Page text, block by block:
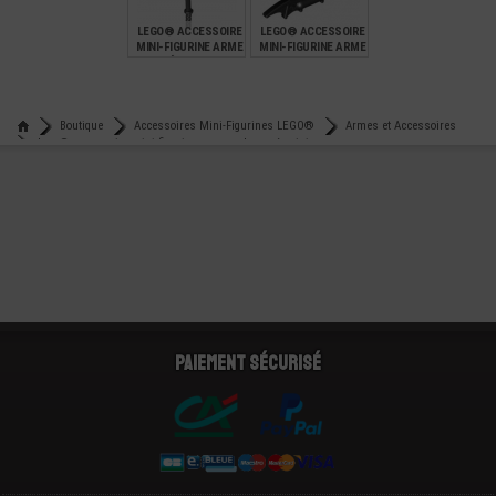
LEGO® ACCESSOIRE
MINI-FIGURINE ARME
LEGO® ACCESSOIRE
MINI-FIGURINE ARME
Boutique
Accessoires Mini-Figurines LEGO®
Armes et Accessoires
Lego® accessoire mini-figurine arme sabre epée ninjago
Paiement sécurisé